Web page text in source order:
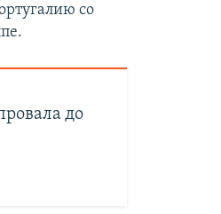
со
до